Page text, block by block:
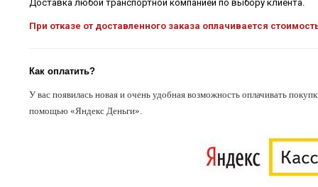
Доставка любой транспортной компанией по выбору клиента.
При отказе от доставленного заказа оплачивается
Как оплатить?
У вас появилась новая и очень удобная возможность оплачивать
помощью «Яндекс Деньги».